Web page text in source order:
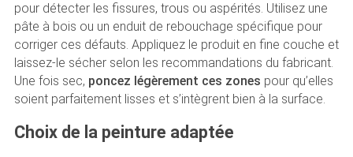
pour détecter les fissures, trous ou aspérités. Utilisez une
pâte à bois ou un enduit de rebouchage spécifique pour
corriger ces défauts. Appliquez le produit en fine couche et
laissez-le sécher selon les recommandations du fabricant.
Une fois sec, poncez légèrement ces zones pour qu’elles
soient parfaitement lisses et s’intègrent bien à la surface.
Choix de la peinture adaptée